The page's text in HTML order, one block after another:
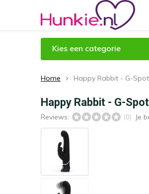
Kies een categorie
Home Happy Rabbit - G-
Happy Rabbit - G-
Reviews: (0) Je